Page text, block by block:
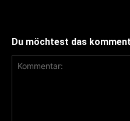
Du möchtest das